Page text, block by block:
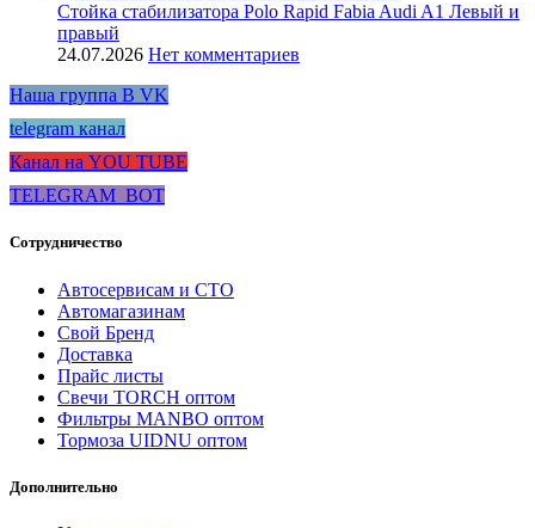
Стойка стабилизатора Polo Rapid Fabia Audi A1 Левый и
правый
24.07.2026 Нет комментариев
Наша группа В VK
telegram канал
Канал на YOU TUBE
TELEGRAM_BOT
Сотрудничество
Автосервисам и СТО
Автомагазинам
Свой Бренд
Доставка
Прайс листы
Свечи TORCH оптом
Фильтры MANBO оптом
Тормоза UIDNU оптом
Дополнительно